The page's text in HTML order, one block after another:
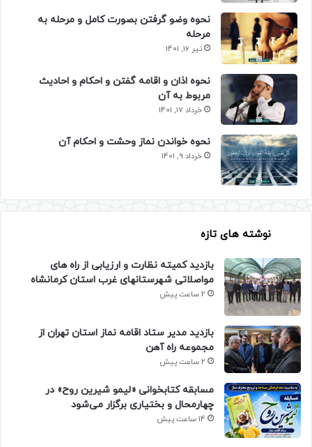
نحوه وضو گرفتن بصورت کامل و مرحله به
مرحله
تیر 16, 1401
نحوه اذان و اقامه گفتن و احکام و احادیث
مربوط به آن
خرداد 17, 1401
نحوه خواندن نماز وحشت و احکام آن
خرداد 9, 1401
نوشته های تازه
بازدید کمیته نظارت و ارزیابی از راه های
مواصلاتی شهرستانهای غرب استان کرمانشاه
2 ساعت پیش
بازدید مدیر ستاد اقامه نماز استان تهران از
مجموعه راه آهن
2 ساعت پیش
مسابقه کتابخوانی «لیمو شیرین روح» در
چهارمحال و بختیاری برگزار می‌شود
14 ساعت پیش